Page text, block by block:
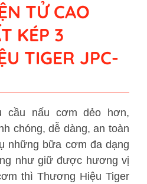
TỬ CAO
KÉP 3
TIGER JPC-
cầu nấu cơm dẻo hơn,
chóng, dễ dàng, an toàn
những bữa cơm đa dạng
như giữ được hương vị
thì Thương Hiệu Tiger